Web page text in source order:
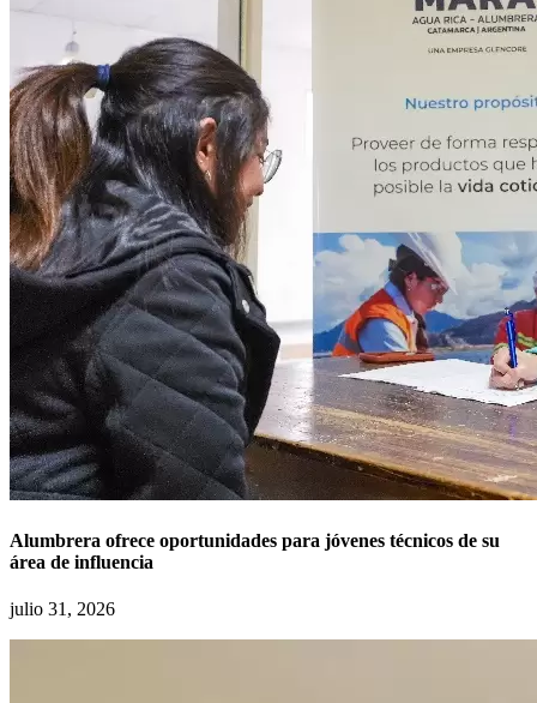
Alumbrera ofrece oportunidades para jóvenes técnicos de su
área de influencia
julio 31, 2026